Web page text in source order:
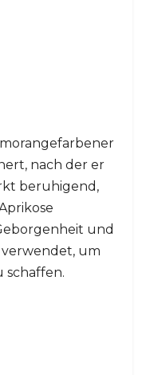
nach der er
beruhigend,
und
um
schaffen.